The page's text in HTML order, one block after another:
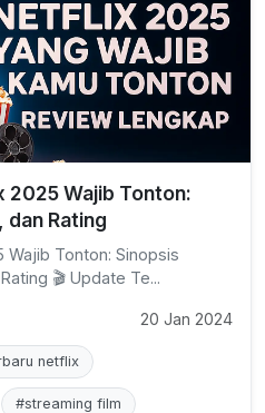
2025 Wajib Tonton:
dan Rating
Wajib Tonton: Sinopsis
🎬 Update Te...
20 Jan 2024
netflix
#streaming film